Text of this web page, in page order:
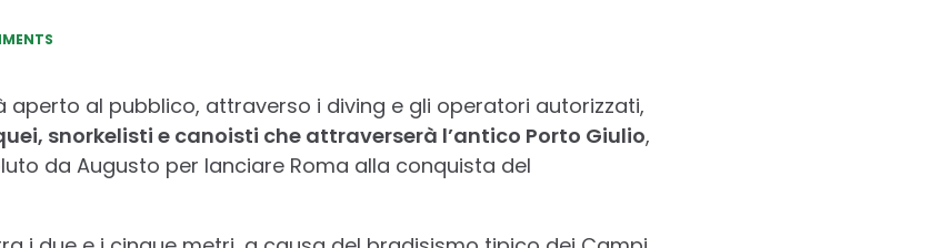
aperto al pubblico, attraverso i diving e gli operatori autorizzati,
snorkelisti e canoisti che attraverserà l’antico Porto Giulio,
da Augusto per lanciare Roma alla conquista del